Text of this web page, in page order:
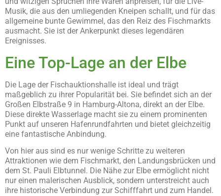
Musik, die aus den umliegenden Kneipen schallt, und für das
allgemeine bunte Gewimmel, das den Reiz des Fischmarkts
ausmacht. Sie ist der Ankerpunkt dieses legendären
Ereignisses.
Eine Top-Lage an der Elbe
Die Lage der Fischauktionshalle ist ideal und trägt
maßgeblich zu ihrer Popularität bei. Sie befindet sich an der
Großen Elbstraße 9 in Hamburg-Altona, direkt an der Elbe.
Diese direkte Wasserlage macht sie zu einem prominenten
Punkt auf unseren Hafenrundfahrten und bietet gleichzeitig
eine fantastische Anbindung.
Von hier aus sind es nur wenige Schritte zu weiteren
Attraktionen wie dem Fischmarkt, den Landungsbrücken und
dem St. Pauli Elbtunnel. Die Nähe zur Elbe ermöglicht nicht
nur einen malerischen Ausblick, sondern unterstreicht auch
ihre historische Verbindung zur Schifffahrt und zum Handel.